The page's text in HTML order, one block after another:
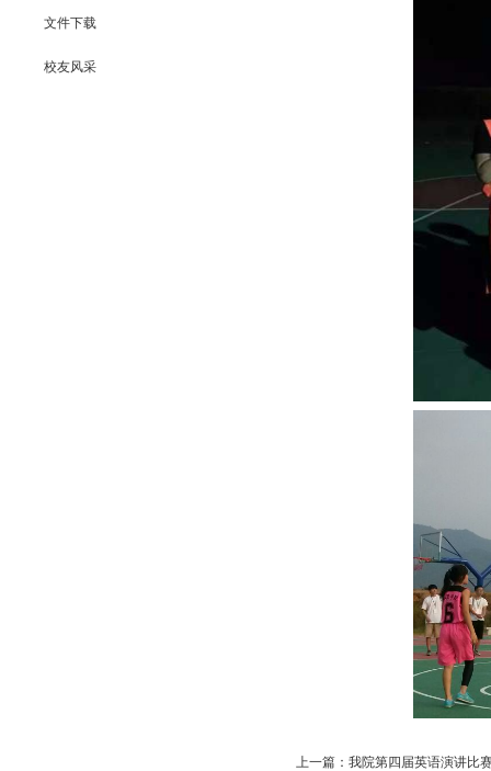
文件下载
校友风采
上一篇： 我院第四届英语演讲比